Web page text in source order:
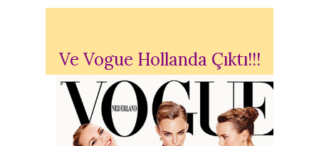
Ve Vogue Hollanda Çıktı!!!